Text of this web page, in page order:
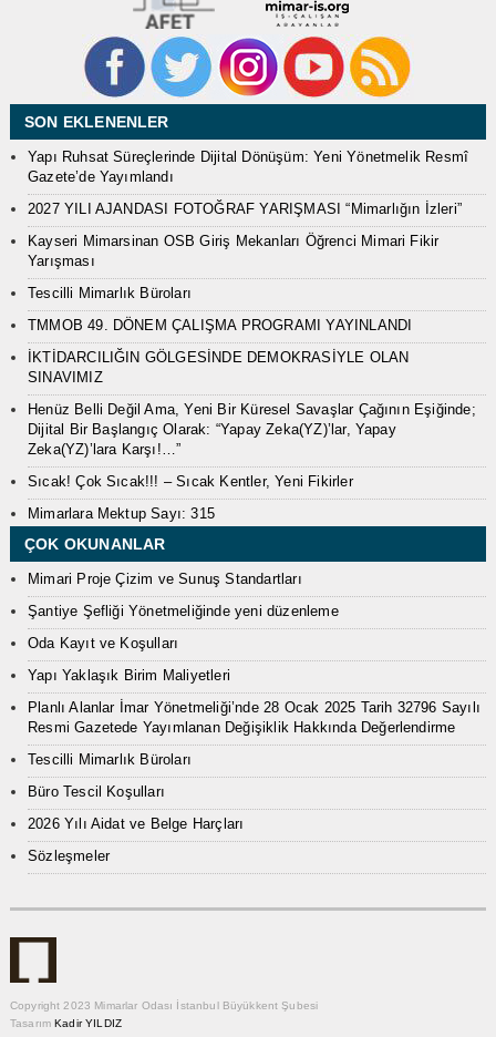
SON EKLENENLER
Yapı Ruhsat Süreçlerinde Dijital Dönüşüm: Yeni Yönetmelik Resmî
Gazete’de Yayımlandı
2027 YILI AJANDASI FOTOĞRAF YARIŞMASI “Mimarlığın İzleri”
Kayseri Mimarsinan OSB Giriş Mekanları Öğrenci Mimari Fikir
Yarışması
Tescilli Mimarlık Büroları
TMMOB 49. DÖNEM ÇALIŞMA PROGRAMI YAYINLANDI
İKTİDARCILIĞIN GÖLGESİNDE DEMOKRASİYLE OLAN
SINAVIMIZ
Henüz Belli Değil Ama, Yeni Bir Küresel Savaşlar Çağının Eşiğinde;
Dijital Bir Başlangıç Olarak: “Yapay Zeka(YZ)’lar, Yapay
Zeka(YZ)’lara Karşı!…”
Sıcak! Çok Sıcak!!! – Sıcak Kentler, Yeni Fikirler
Mimarlara Mektup Sayı: 315
ÇOK OKUNANLAR
Mimari Proje Çizim ve Sunuş Standartları
Şantiye Şefliği Yönetmeliğinde yeni düzenleme
Oda Kayıt ve Koşulları
Yapı Yaklaşık Birim Maliyetleri
Planlı Alanlar İmar Yönetmeliği’nde 28 Ocak 2025 Tarih 32796 Sayılı
Resmi Gazetede Yayımlanan Değişiklik Hakkında Değerlendirme
Tescilli Mimarlık Büroları
Büro Tescil Koşulları
2026 Yılı Aidat ve Belge Harçları
Sözleşmeler
Copyright 2023 Mimarlar Odası İstanbul Büyükkent Şubesi
TasarımKadir YILDIZ